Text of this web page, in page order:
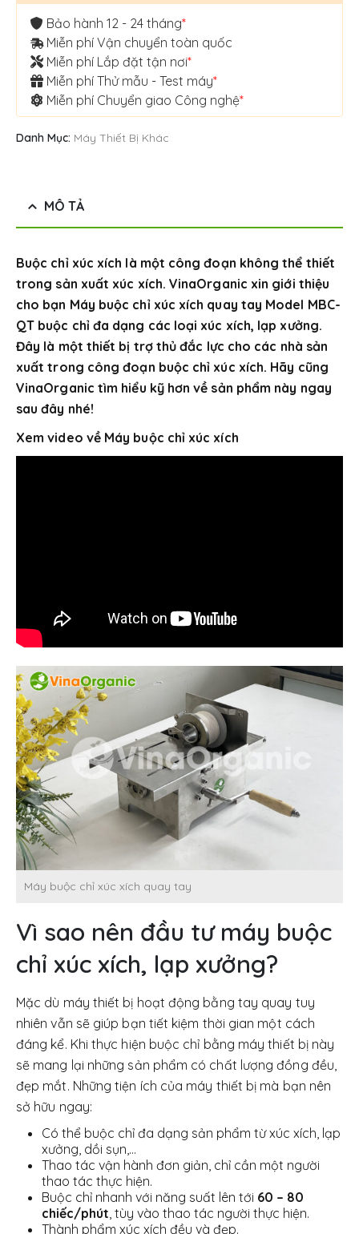
Bảo hành 12 - 24 tháng*
Miễn phí Vận chuyển toàn quốc
Miễn phí Lắp đặt tận nơi*
Miễn phí Thử mẫu - Test máy*
Miễn phí Chuyển giao Công nghệ*
Danh Mục: Máy Thiết Bị Khác
MÔ TẢ
Buộc chỉ xúc xích là một công đoạn không thể thiết
trong sản xuất xúc xích. VinaOrganic xin giới thiệu
cho bạn Máy buộc chỉ xúc xích quay tay Model MBC-
QT buộc chỉ đa dạng các loại xúc xích, lạp xưởng.
Đây là một thiết bị trợ thủ đắc lực cho các nhà sản
xuất trong công đoạn buộc chỉ xúc xích. Hãy cũng
VinaOrganic tìm hiểu kỹ hơn về sản phẩm này ngay
sau đây nhé!
Xem video về Máy buộc chỉ xúc xích
Máy buộc chỉ xúc xích quay tay
Vì sao nên đầu tư máy buộc
chỉ xúc xích, lạp xưởng?
Mặc dù máy thiết bị hoạt động bằng tay quay tuy
nhiên vẫn sẽ giúp bạn tiết kiệm thời gian một cách
đáng kể. Khi thực hiện buộc chỉ bằng máy thiết bị này
sẽ mang lại những sản phẩm có chất lượng đồng đều,
đẹp mắt. Những tiện ích của máy thiết bị mà bạn nên
sở hữu ngay:
Có thể buộc chỉ đa dạng sản phẩm từ xúc xích, lạp
xưởng, dồi sụn,…
Thao tác vận hành đơn giản, chỉ cần một người
thao tác thực hiện.
Buộc chỉ nhanh với năng suất lên tới 60 – 80
chiếc/phút, tùy vào thao tác người thực hiện.
Thành phẩm xúc xích đều và đẹp.